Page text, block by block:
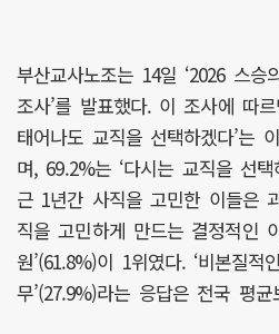
부산교사노조는 14일 ‘2026 스
조사’를 발표했다. 이 조사에 따
태어나도 교직을 선택하겠다’는
며, 69.2%는 ‘다시는 교직을 선
근 1년간 사직을 고민한 이들은
직을 고민하게 만드는 결정적인
원’(61.8%)이 1위였다. ‘비본질
무’(27.9%)라는 응답은 전국 평